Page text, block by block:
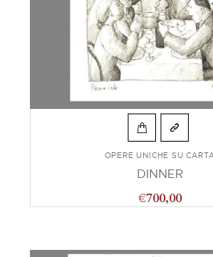
OPERE UNICHE SU
DINNER
€700,00